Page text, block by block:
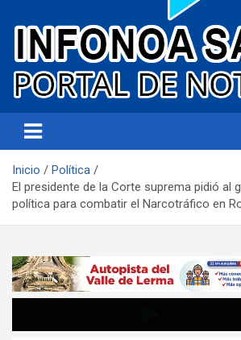
Infonoa Salta
Inicio
Política
El presidente de la Corte suprema pidió al
política para combatir el Narcotráfico en